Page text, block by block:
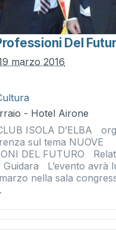
Del
marzo 2016
- Hotel Airone
ISOLA D’ELBA
sul tema NUOVE
DEL FUTURO
Guidara L’evento avrà
nella sala